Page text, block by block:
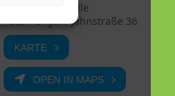
Engen, Sporthalle
78234 Engen, Jahnstraße 36
KARTE
OPEN IN MAPS